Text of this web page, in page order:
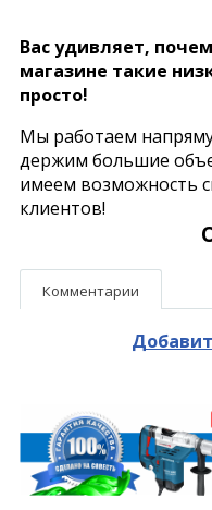
Вас удивляет,
магазине такие
просто!
Мы работаем
держим большие
имеем возможность
клиентов!
Комментарии